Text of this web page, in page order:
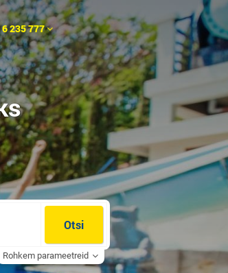
6 235 777
Otsi
Rohkem parameetreid